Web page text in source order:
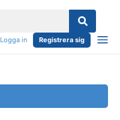
Logga in Registrera sig